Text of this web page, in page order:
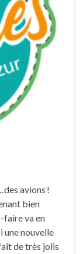
avions !
bien
faire va en
nouvelle
de très jolis